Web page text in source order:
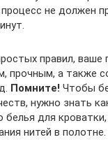
не должен
правил, ваше
прочным, а также
Помните! Чтобы
нужно знать
белья для
нитей в полотне.